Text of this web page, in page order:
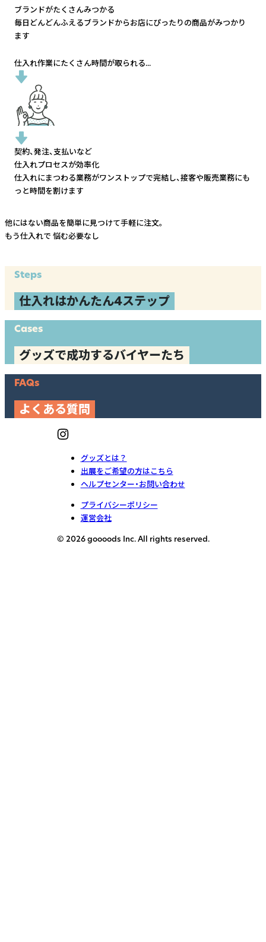
ブランドがたくさんみつかる
毎日どんどんふえるブランドからお店にぴったりの商品がみつかり
ます
仕入れ作業にたくさん時間が取られる...
契約、発注、支払いなど
仕入れプロセスが効率化
仕入れにまつわる業務がワンストップで完結し、接客や販売業務にも
っと時間を割けます
他にはない商品を簡単に見つけて手軽に注文。
もう仕入れで 悩む必要なし
Steps
仕入れはかんたん4ステップ
Cases
グッズで成功するバイヤーたち
FAQs
よくある質問
グッズとは？
出展をご希望の方はこちら
ヘルプセンター・お問い合わせ
プライバシーポリシー
運営会社
© 2026 goooods Inc. All rights reserved.